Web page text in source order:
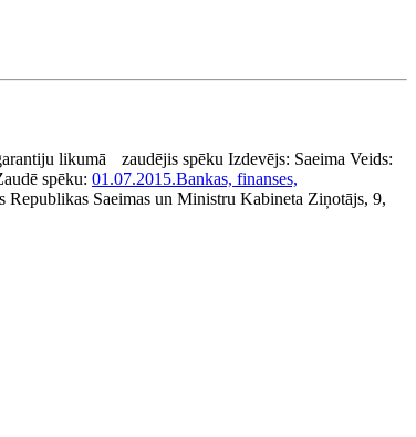
likumā zaudējis spēku Izdevējs: Saeima Veids:
spēku: 01.07.2015.Bankas, finanses,
Republikas Saeimas un Ministru Kabineta Ziņotājs, 9,